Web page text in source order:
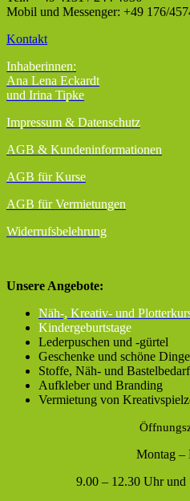
Mobil und Messenger: +49 176/
Kontakt
Inhaberinnen:
Ana Lena Eckardt
und Irina Tipke
Impressum & Datenschutz
AGB & Kundeninformationen
AGB für Kurse
AGB für Vermietungen
Widerrufsbelehrung
Unsere Angebote:
Näh-, Kreativ- und
Kindergeburtstage
Lederpuschen und -gürtel
Geschenke und schöne Dinge
Stoffe, Näh- und Bastelbedarf
Aufkleber und Branding
Vermietung von
Montag –
9.00 – 12.30 Uhr